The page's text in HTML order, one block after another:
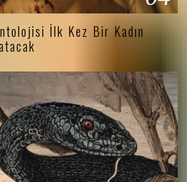
İlk Kez Bir Kadın